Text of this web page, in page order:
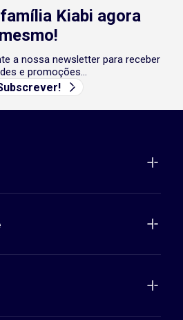
Kiabi agora
mesmo!
a nossa newsletter para receber
e promoções...